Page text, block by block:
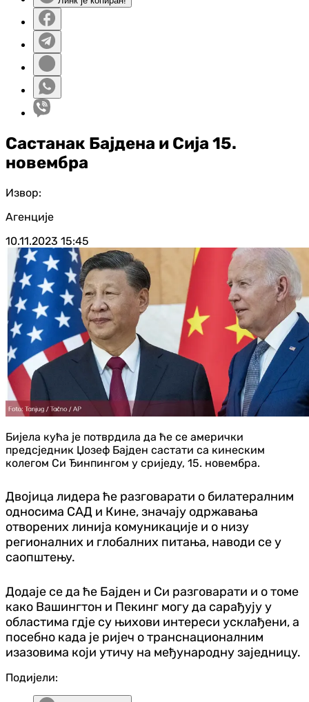
Састанак Бајдена и Сија 15.
новембра
Извор:
Агенције
10.11.2023 15:45
Бијела кућа је потврдила да ће се амерички
предсједник Џозеф Бајден састати са кинеским
колегом Си Ђинпингом у сриједу, 15. новембра.
Двојица лидера ће разговарати о билатералним
односима САД и Кине, значају одржавања
отворених линија комуникације и о низу
регионалних и глобалних питања, наводи се у
саопштењу.
Додаје се да ће Бајден и Си разговарати и о томе
како Вашингтон и Пекинг могу да сарађују у
областима гдје су њихови интереси усклађени, а
посебно када је ријеч о транснационалним
изазовима који утичу на међународну заједницу.
Подијели: